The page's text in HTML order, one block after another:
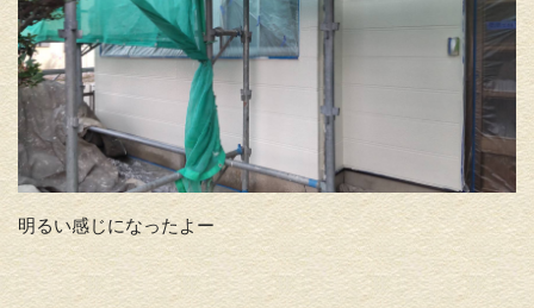
明るい感じになったよー